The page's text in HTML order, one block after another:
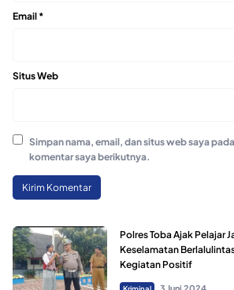
Email *
Situs Web
Simpan nama, email, dan situs web saya
komentar saya berikutnya.
Polres Toba Ajak Pelajar
Keselamatan
Kegiatan Positif